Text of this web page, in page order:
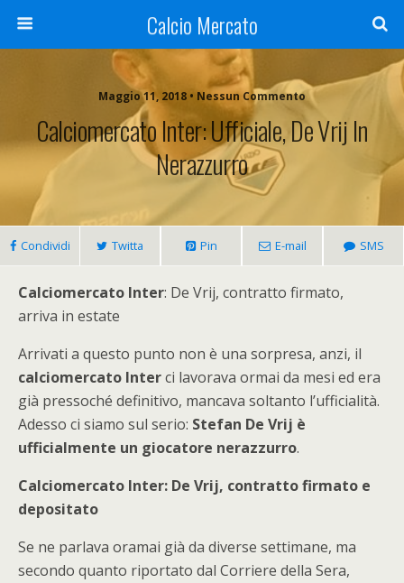
Calcio Mercato
Maggio 11, 2018 • Nessun Commento
Calciomercato Inter: Ufficiale, De Vrij In
Nerazzurro
Condividi Twitta Pin E-mail SMS
Calciomercato Inter: De Vrij, contratto firmato,
arriva in estate
Arrivati a questo punto non è una sorpresa, anzi, il
calciomercato Interci lavorava ormai da mesi ed era
già pressoché definitivo, mancava soltanto l’ufficialità.
Adesso ci siamo sul serio: Stefan De Vrij è
ufficialmente un giocatore nerazzurro.
Calciomercato Inter: De Vrij, contratto firmato e
depositato
Se ne parlava oramai già da diverse settimane, ma
secondo quanto riportato dal Corriere della Sera,